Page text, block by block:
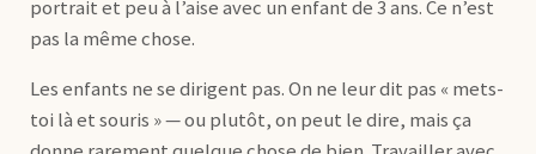
portrait et peu à l’aise avec un enfant de 3 ans. Ce n’est
pas la même chose.
Les enfants ne se dirigent pas. On ne leur dit pas « mets-
toi là et souris » — ou plutôt, on peut le dire, mais ça